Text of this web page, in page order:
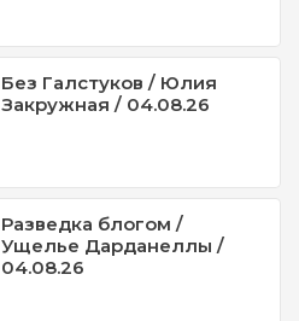
Без Галстуков / Юлия
Закружная / 04.08.26
Разведка блогом /
Ущелье Дарданеллы /
04.08.26